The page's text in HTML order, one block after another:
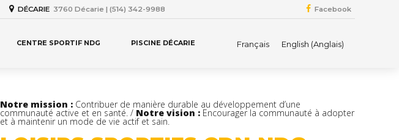
DÉCARIE 3760 Décarie | (514) 342-9988 Facebook
Français English (Anglais)
CENTRE SPORTIF NDG PISCINE DÉCARIE
Notre mission : Contribuer de manière durable au développement d’une
communauté active et en santé. / Notre vision : Encourager la communauté à adopter
et à maintenir un mode de vie actif et sain.